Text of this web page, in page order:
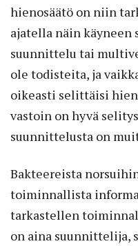
hienosäätö on niin
ajatella näin käyneen
suunnittelu tai
ole todisteita, ja
oikeasti selittäisi
vastoin on hyvä
suunnittelusta on
Bakteereista
toiminnallista
tarkastellen
on aina suunnittelija,